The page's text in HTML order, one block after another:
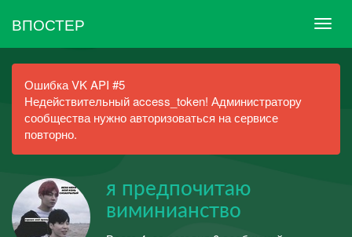
ВПОСТЕР
Ошибка VK API #5
Недействительный access_token! Администратору
сообщества нужно авторизоваться на сервисе
повторно.
я предпочитаю
виминианство